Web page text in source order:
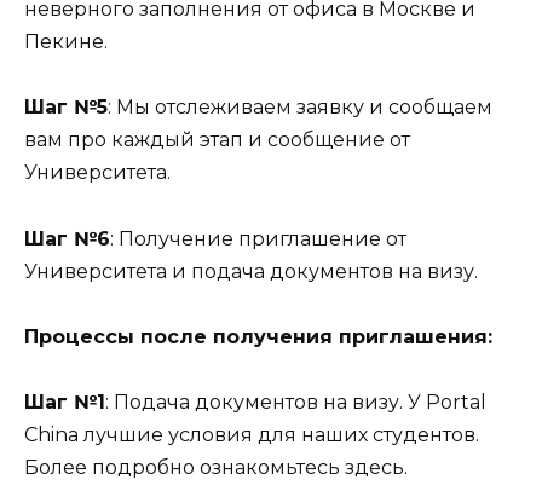
неверного заполнения от офиса в Москве и
Пекине.
Шаг №5: Мы отслеживаем заявку и сообщаем
вам про каждый этап и сообщение от
Университета.
Шаг №6: Получение приглашение от
Университета и подача документов на визу.
Процессы после получения приглашения:
Шаг №1: Подача документов на визу. У Portal
China лучшие условия для наших студентов.
Более подробно ознакомьтесь здесь.